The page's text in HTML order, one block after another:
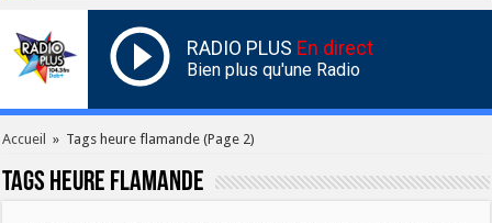
RADIO PLUS En direct
Bien plus qu'une Radio
Accueil » Tags heure flamande (Page 2)
Tags heure flamande